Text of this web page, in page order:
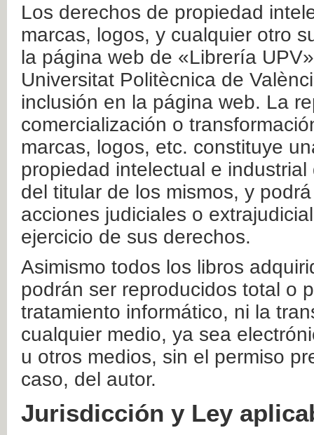
Los derechos de propiedad
marcas, logos, y cualquier otro
la página web de «Librería
Universitat Politècnica de
inclusión en la página web. La
comercialización o
marcas, logos, etc. constituye
propiedad intelectual e
del titular de los mismos, y
acciones judiciales o
ejercicio de sus derechos.
Asimismo todos los libros
podrán ser reproducidos total o
tratamiento informático, ni la
cualquier medio, ya sea
u otros medios, sin el permiso
caso, del autor.
Jurisdicción y Ley